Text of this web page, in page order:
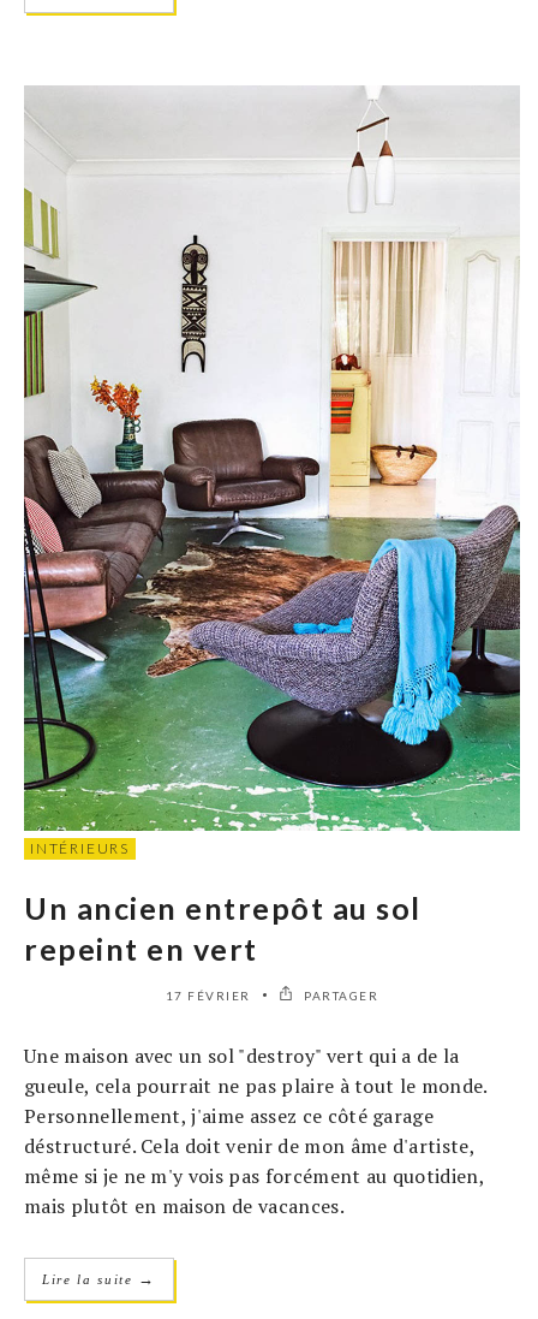
INTÉRIEURS
Un ancien entrepôt au sol
repeint en vert
17 FÉVRIER PARTAGER
Une maison avec un sol "destroy" vert qui a de la
gueule, cela pourrait ne pas plaire à tout le monde.
Personnellement, j'aime assez ce côté garage
déstructuré. Cela doit venir de mon âme d'artiste,
même si je ne m'y vois pas forcément au quotidien,
mais plutôt en maison de vacances.
Lire la suite →